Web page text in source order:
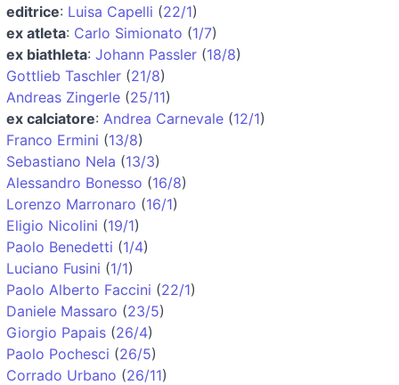
editrice: Luisa Capelli (22/1)
ex atleta: Carlo Simionato (1/7)
ex biathleta: Johann Passler (18/8)
Gottlieb Taschler (21/8)
Andreas Zingerle (25/11)
ex calciatore: Andrea Carnevale (12/1)
Franco Ermini (13/8)
Sebastiano Nela (13/3)
Alessandro Bonesso (16/8)
Lorenzo Marronaro (16/1)
Eligio Nicolini (19/1)
Paolo Benedetti (1/4)
Luciano Fusini (1/1)
Paolo Alberto Faccini (22/1)
Daniele Massaro (23/5)
Giorgio Papais (26/4)
Paolo Pochesci (26/5)
Corrado Urbano (26/11)